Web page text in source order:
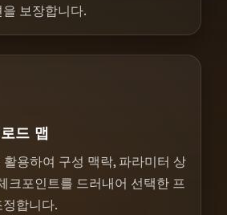
보장합니다.
드 맵
용하여 구성 맥락, 파라미터 상
크포인트를 드러내어 선택한 프
합니다.